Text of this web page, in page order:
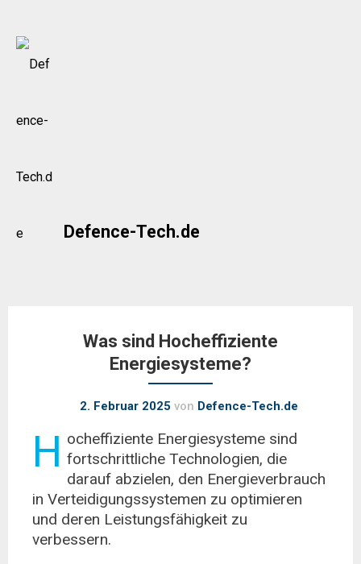
Skip
Defence-Tech.de
Was sind Hocheffiziente
Energiesysteme?
2. Februar 2025 von Defence-Tech.de
H ocheffiziente Energiesysteme sind
fortschrittliche Technologien, die
darauf abzielen, den Energieverbrauch
in Verteidigungssystemen zu optimieren
und deren Leistungsfähigkeit zu
verbessern.